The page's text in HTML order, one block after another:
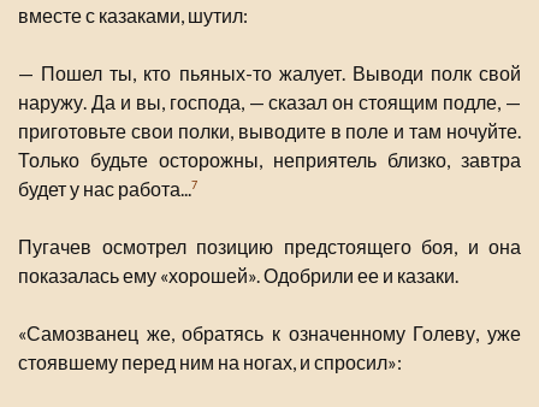
вместе с казаками, шутил:
— Пошел ты, кто пьяных-то жалует. Выводи полк свой
наружу. Да и вы, господа, — сказал он стоящим подле, —
приготовьте свои полки, выводите в поле и там ночуйте.
Только будьте осторожны, неприятель близко, завтра
будет у нас работа...7
Пугачев осмотрел позицию предстоящего боя, и она
показалась ему «хорошей». Одобрили ее и казаки.
«Самозванец же, обратясь к означенному Голеву, уже
стоявшему перед ним на ногах, и спросил»: